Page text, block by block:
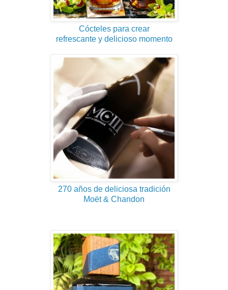
Cócteles para crear
refrescante y delicioso momento
270 años de deliciosa tradición
Moët & Chandon